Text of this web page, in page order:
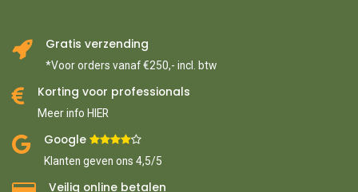
Gratis verzending
*Voor orders vanaf €250,- incl. btw
Korting voor professionals
Meer info HIER
Google ​
Klanten geven ons 4,5/5
Veilig online betalen